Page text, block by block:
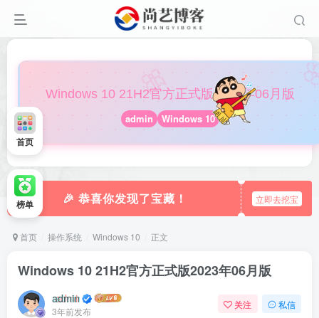
🎀
Windows 10 21H2官方正式版2023年06月版
admin Windows 10
🎉 恭喜你发现了宝藏！ 立即去挖宝
首页 操作系统 Windows 10 正文
Windows 10 21H2官方正式版2023年06月版
admin
3年前发布
关注 私信
首页
榜单